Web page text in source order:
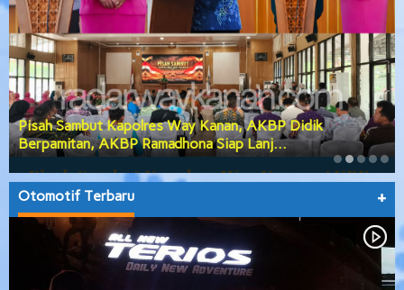
Pisah Sambut Kapolres Way Kanan, AKBP Didik
Berpamitan, AKBP Ramadhona Siap Lanj…
Otomotif Terbaru +